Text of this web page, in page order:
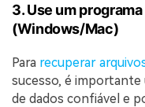
3. Use um
(Windows/Mac)
Para recuperar
sucesso, é importante
de dados confiável e